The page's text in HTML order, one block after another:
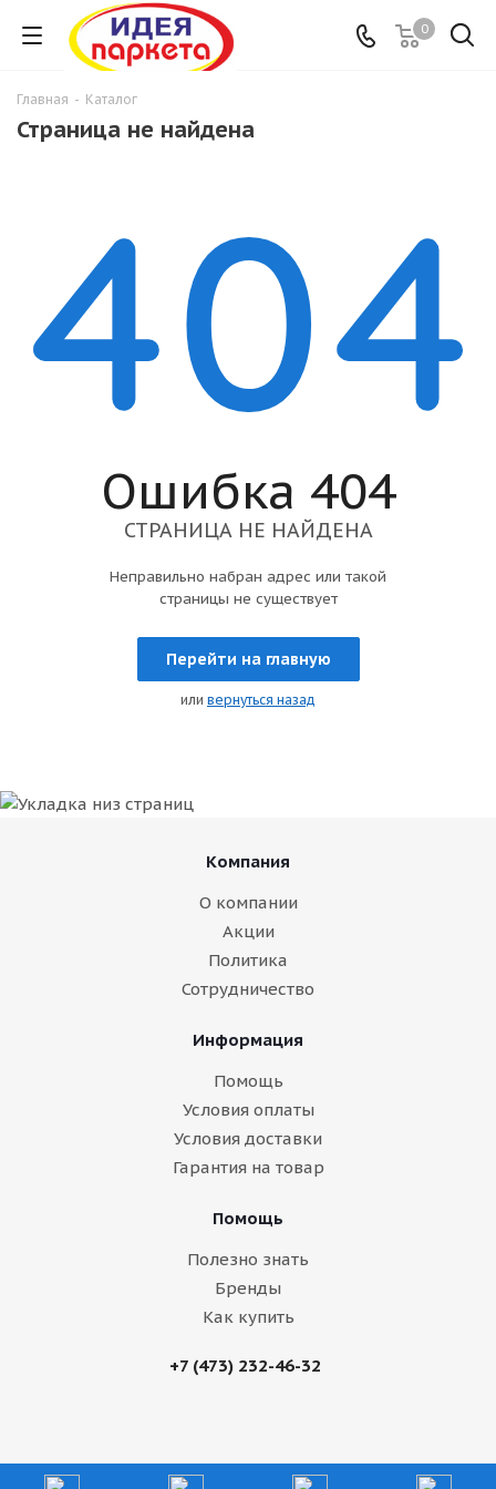
0
Главная - Каталог
Страница не найдена
Ошибка 404
СТРАНИЦА НЕ НАЙДЕНА
Неправильно набран адрес или такой
страницы не существует
Перейти на главную
или вернуться назад
Компания
О компании
Акции
Политика
Сотрудничество
Информация
Помощь
Условия оплаты
Условия доставки
Гарантия на товар
Помощь
Полезно знать
Бренды
Как купить
+7 (473) 232-46-32